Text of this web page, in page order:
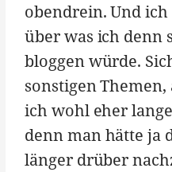
obendrein. Und
über was ich denn
bloggen würde.
sonstigen
ich wohl eher
denn man hätte ja
länger drüber